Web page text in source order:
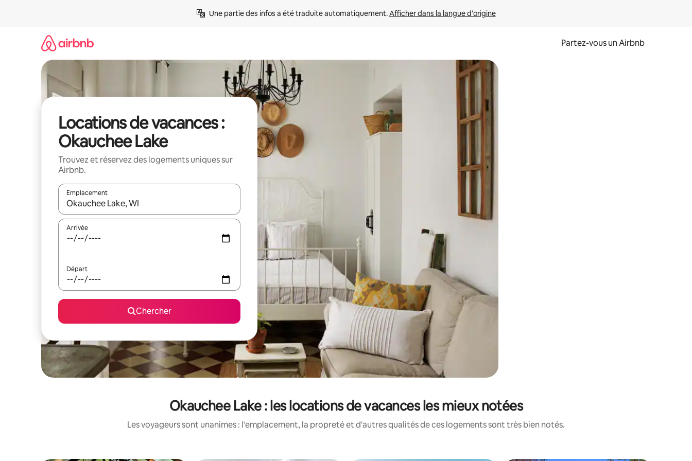
Une partie des infos a été traduite automatiquement. Afficher dans la langue d'origine
Partez-vous un Airbnb
Locations de vacances :
Okauchee Lake
Trouvez et réservez des logements uniques sur
Airbnb.
Emplacement
Quand les résultats sont affichés, parcourez-les en utilisant les flèches vers le haut et vers le bas, ou en appuyant dessus et en les faisant glisser.
Arrivée
Départ
Chercher
Okauchee Lake : les locations de vacances les mieux notées
Les voyageurs sont unanimes : l'emplacement, la propreté et d'autres qualités de ces logements sont très bien notés.